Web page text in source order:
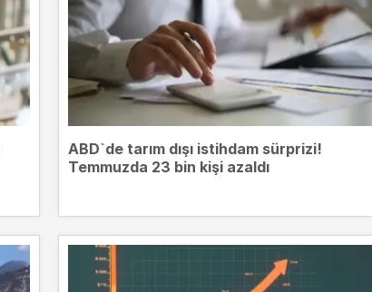
ABD`de tarım dışı istihdam sürprizi!
Temmuzda 23 bin kişi azaldı